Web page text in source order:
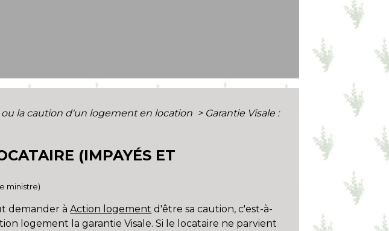
la caution d'un logement en location > Garantie Visale :
(IMPAYÉS ET
ministre)
demander àAction logement d'être sa caution, c'est-à-
logement la garantie Visale. Si le locataire ne parvient